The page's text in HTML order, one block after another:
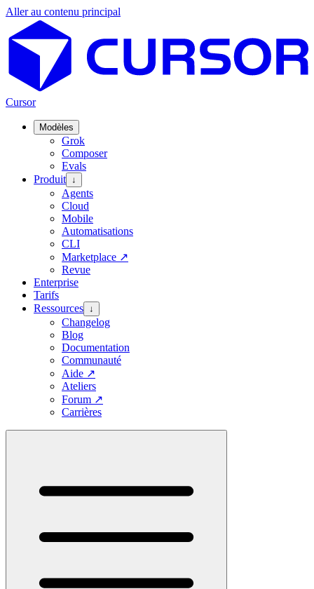
Aller au contenu principal
Cursor
Modèles
Grok
Composer
Evals
Produit ↓
Agents
Cloud
Mobile
Automatisations
CLI
Marketplace ↗
Revue
Enterprise
Tarifs
Ressources ↓
Changelog
Blog
Documentation
Communauté
Aide ↗
Ateliers
Forum ↗
Carrières